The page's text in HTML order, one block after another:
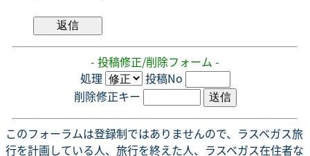
- 投稿修正/削除フォーム -
処理
投稿No
削除修正キー
このフォーラムは登録制ではありませんので、ラスベガス旅
行を計画している人、旅行を終えた人、ラスベガス在住者な